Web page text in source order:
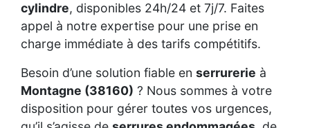
cylindre, disponibles 24h/24 et 7j/7. Faites
appel à notre expertise pour une prise en
charge immédiate à des tarifs compétitifs.
Besoin d’une solution fiable en serrurerie à
Montagne (38160) ? Nous sommes à votre
disposition pour gérer toutes vos urgences,